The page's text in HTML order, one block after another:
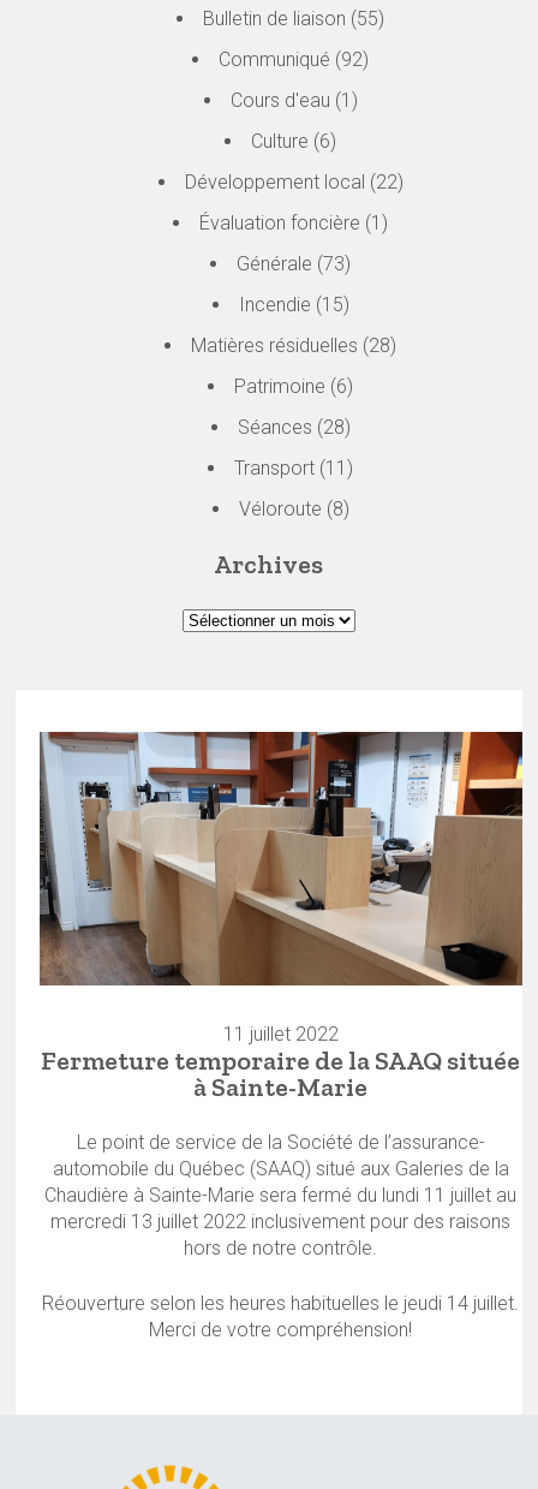
Bulletin de liaison (55)
Communiqué (92)
Cours d'eau (1)
Culture (6)
Développement local (22)
Évaluation foncière (1)
Générale (73)
Incendie (15)
Matières résiduelles (28)
Patrimoine (6)
Séances (28)
Transport (11)
Véloroute (8)
Archives
11 juillet 2022
Fermeture temporaire de la SAAQ située
à Sainte-Marie
Le point de service de la Société de l’assurance-
automobile du Québec (SAAQ) situé aux Galeries de la
Chaudière à Sainte-Marie sera fermé du lundi 11 juillet au
mercredi 13 juillet 2022 inclusivement pour des raisons
hors de notre contrôle.
Réouverture selon les heures habituelles le jeudi 14 juillet.
Merci de votre compréhension!